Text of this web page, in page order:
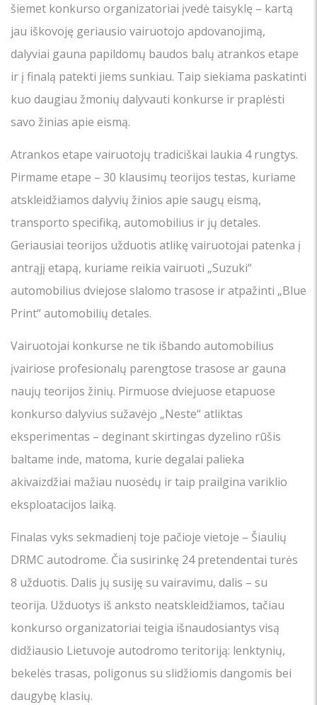
šiemet konkurso organizatoriai įvedė taisyklę – kartą
jau iškovoję geriausio vairuotojo apdovanojimą,
dalyviai gauna papildomų baudos balų atrankos etape
ir į finalą patekti jiems sunkiau. Taip siekiama paskatinti
kuo daugiau žmonių dalyvauti konkurse ir praplėsti
savo žinias apie eismą.
Atrankos etape vairuotojų tradiciškai laukia 4 rungtys.
Pirmame etape – 30 klausimų teorijos testas, kuriame
atskleidžiamos dalyvių žinios apie saugų eismą,
transporto specifiką, automobilius ir jų detales.
Geriausiai teorijos užduotis atlikę vairuotojai patenka į
antrąjį etapą, kuriame reikia vairuoti „Suzuki“
automobilius dviejose slalomo trasose ir atpažinti „Blue
Print“ automobilių detales.
Vairuotojai konkurse ne tik išbando automobilius
įvairiose profesionalų parengtose trasose ar gauna
naujų teorijos žinių. Pirmuose dviejuose etapuose
konkurso dalyvius sužavėjo „Neste“ atliktas
eksperimentas – deginant skirtingas dyzelino rūšis
baltame inde, matoma, kurie degalai palieka
akivaizdžiai mažiau nuosėdų ir taip prailgina variklio
eksploatacijos laiką.
Finalas vyks sekmadienį toje pačioje vietoje – Šiaulių
DRMC autodrome. Čia susirinkę 24 pretendentai turės
8 užduotis. Dalis jų susiję su vairavimu, dalis – su
teorija. Užduotys iš anksto neatskleidžiamos, tačiau
konkurso organizatoriai teigia išnaudosiantys visą
didžiausio Lietuvoje autodromo teritoriją: lenktynių,
bekelės trasas, poligonus su slidžiomis dangomis bei
daugybę klasių.